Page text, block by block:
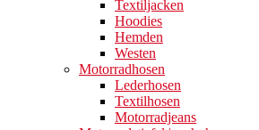
Textiljacken
Hoodies
Hemden
Westen
Motorradhosen
Lederhosen
Textilhosen
Motorradjeans